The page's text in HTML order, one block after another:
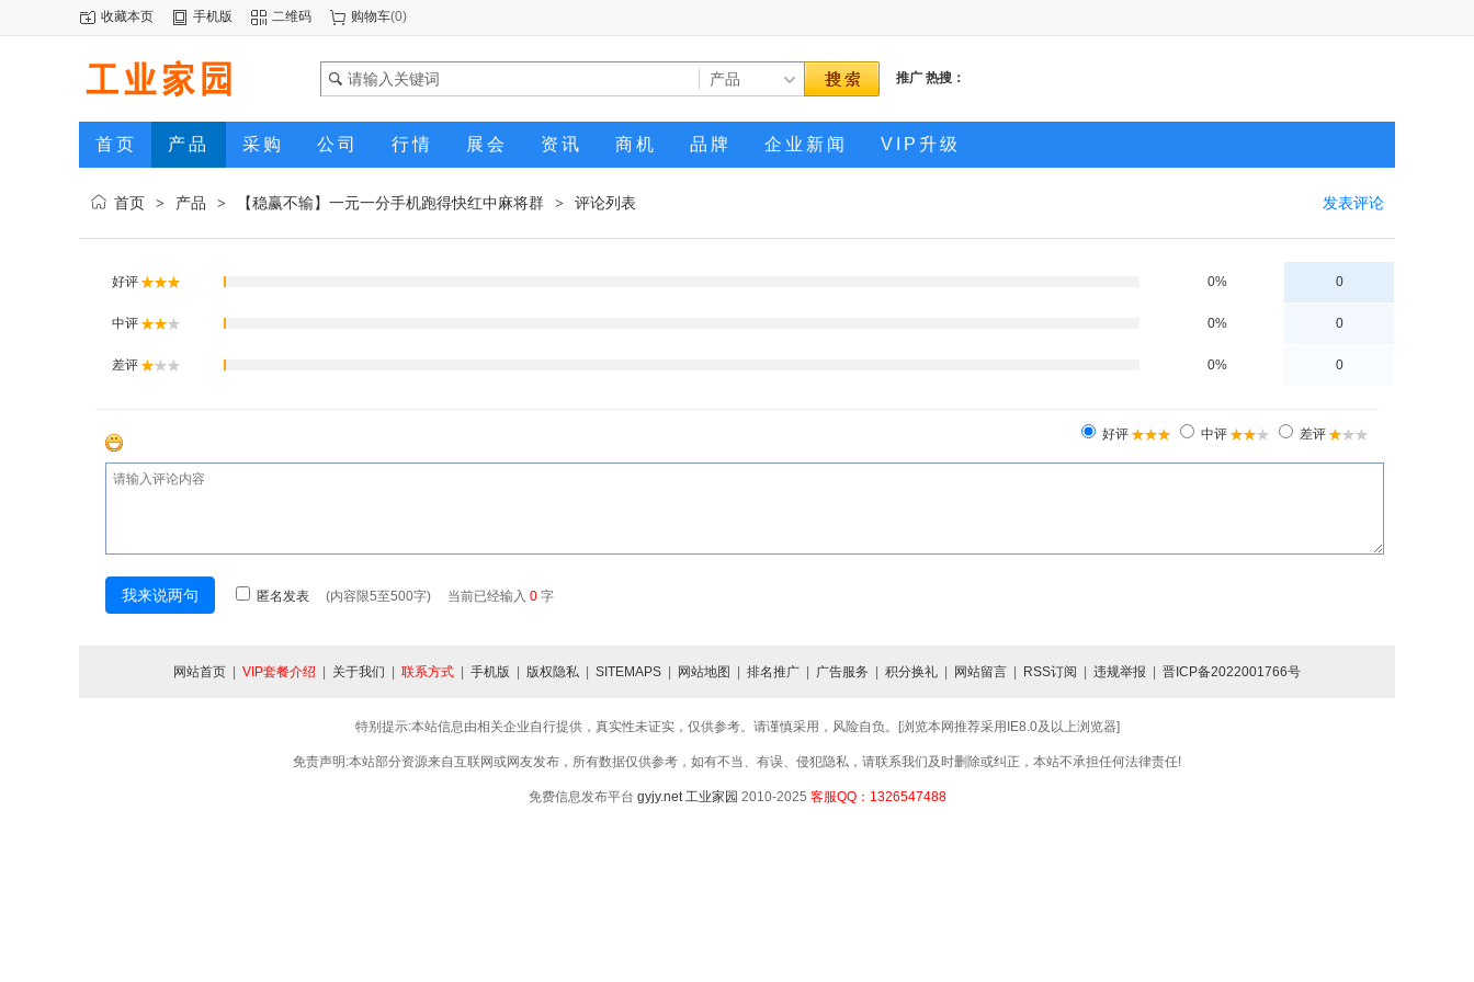
收藏本页 手机版 二维码 购物车(0)
推广 热搜：
首页 产品 采购 公司 行情 展会 资讯 商机 品牌 企业新闻 VIP升级
发表评论
首页 > 产品 > 【稳赢不输】一元一分手机跑得快红中麻将群 > 评论列表
好评 0% 0
中评 0% 0
差评 0% 0
好评 中评 差评
匿名发表 (内容限5至500字) 当前已经输入 0 字
网站首页 VIP套餐介绍 关于我们 联系方式 手机版 版权隐私 SITEMAPS 网站地图 排名推广 广告服务 积分换礼 网站留言 RSS订阅 违规举报 晋ICP备2022001766号
特别提示:本站信息由相关企业自行提供，真实性未证实，仅供参考。请谨慎采用，风险自负。[浏览本网推荐采用IE8.0及以上浏览器]
免责声明:本站部分资源来自互联网或网友发布，所有数据仅供参考，如有不当、有误、侵犯隐私，请联系我们及时删除或纠正，本站不承担任何法律责任!
免费信息发布平台 gyjy.net 工业家园 2010-2025 客服QQ：1326547488